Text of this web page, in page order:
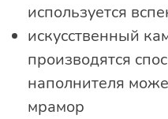
используется
искусственный
производятся
наполнителя
мрамор